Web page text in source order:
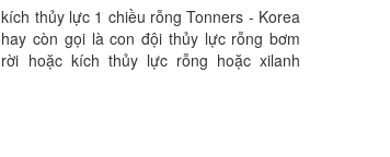
kích thủy lực 1 chiều rỗng Tonners - Korea
hay còn gọi là con đội thủy lực rỗng bơm
rời hoặc kích thủy lực rỗng hoặc xilanh